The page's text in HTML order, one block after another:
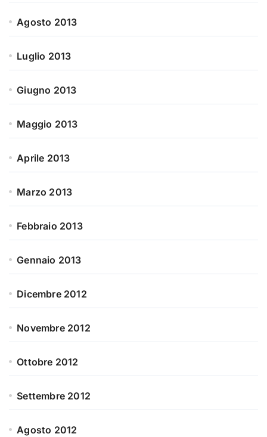
Agosto 2013
Luglio 2013
Giugno 2013
Maggio 2013
Aprile 2013
Marzo 2013
Febbraio 2013
Gennaio 2013
Dicembre 2012
Novembre 2012
Ottobre 2012
Settembre 2012
Agosto 2012